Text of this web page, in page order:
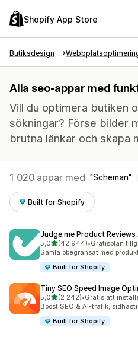
Shopify App Store
Butiksdesign
Alla seo-appar med
Vill du optimera butiken
sökningar? Förse bilder
brutna länkar och skapa
1 020 appar med Scheman
Built for Shopify
Judge.me Product Reviews
5,0av 5 stjärnor
(42 944)
42944 recensioner totalt
•Gratisplan
Samla obegränsat med
Built for Shopify
Tiny SEO Speed Image
5,0av 5 stjärnor
(2 242)
2242 recensioner totalt
•Gratis att
Boost SEO & AI-trafik,
Built for Shopify